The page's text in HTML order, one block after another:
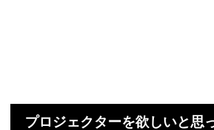
プロジェクターを欲しいと思